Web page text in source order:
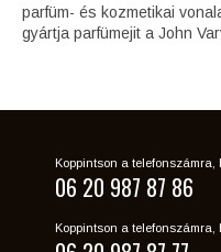
parfüm- és kozmetikai
gyártja parfümejit a John
Koppintson a telefonszámra,
06 20 987 87 86
Koppintson a